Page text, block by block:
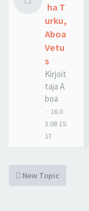
ha T
urku,
Aboa
Vetu
s
Kirjoit
taja A
boa
- 16.0
3.08 15:
17
New Topic